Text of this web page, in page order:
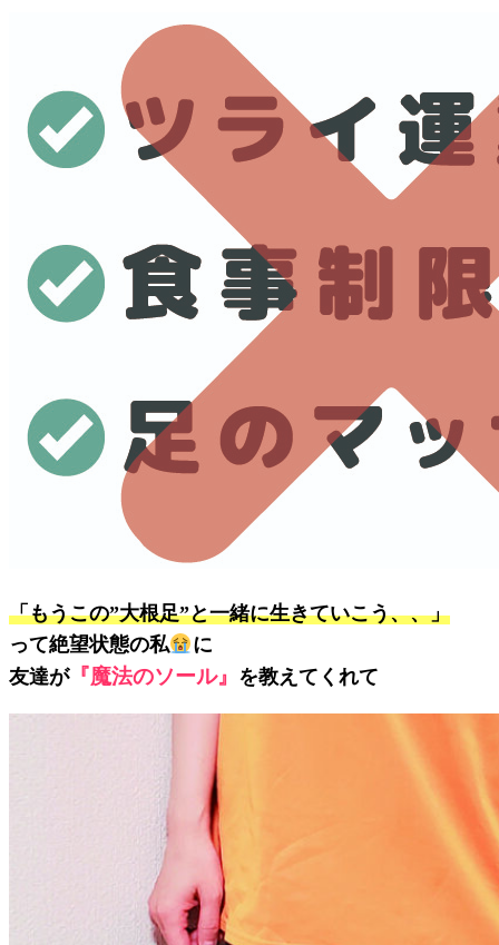
「もうこの”大根足”と一緒に生きていこう、、」
って絶望状態の私
に
友達が『魔法のソール』 を教えてくれて